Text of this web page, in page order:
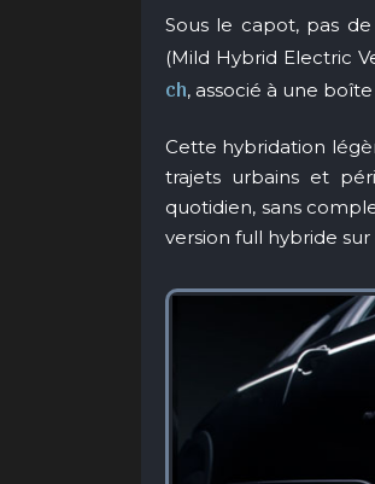
Sous le capot, pas
(Mild Hybrid Electric
ch, associé à une
Cette hybridation
trajets urbains et
quotidien, sans
version full hybride